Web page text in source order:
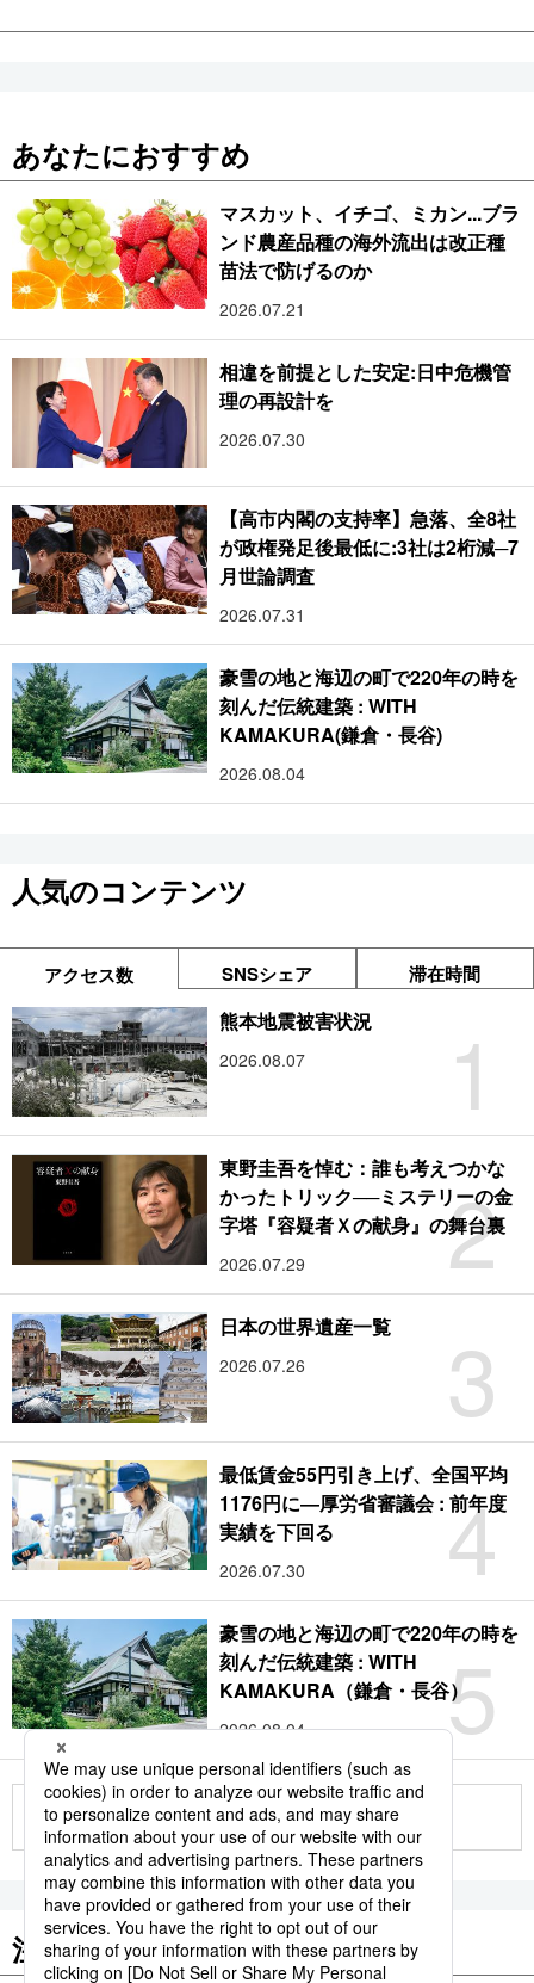
あなたにおすすめ
マスカット、イチゴ、ミカン...ブラ
ンド農産品種の海外流出は改正種
苗法で防げるのか
2026.07.21
相違を前提とした安定:日中危機管
理の再設計を
2026.07.30
【高市内閣の支持率】急落、全8社
が政権発足後最低に:3社は2桁減─7
月世論調査
2026.07.31
豪雪の地と海辺の町で220年の時を
刻んだ伝統建築 : WITH
KAMAKURA(鎌倉・長谷)
2026.08.04
人気のコンテンツ
アクセス数 SNSシェア 滞在時間
1
熊本地震被害状況
2026.08.07
2
東野圭吾を悼む：誰も考えつかな
かったトリック──ミステリーの金
字塔『容疑者Ｘの献身』の舞台裏
2026.07.29
3
日本の世界遺産一覧
2026.07.26
4
最低賃金55円引き上げ、全国平均
1176円に―厚労省審議会 : 前年度
実績を下回る
2026.07.30
5
豪雪の地と海辺の町で220年の時を
刻んだ伝統建築 : WITH
KAMAKURA（鎌倉・長谷）
2026.08.04
もっと見る
注目のキーワード